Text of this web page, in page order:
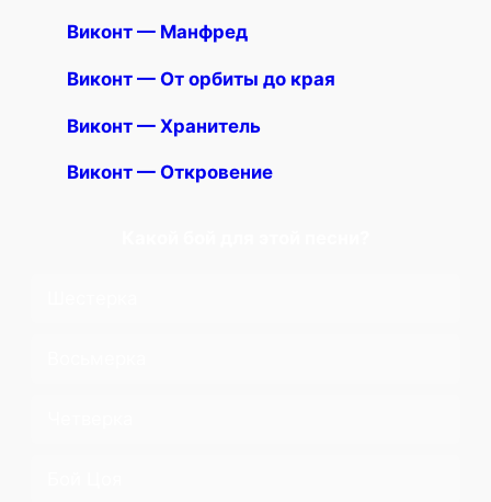
Виконт — Манфред
Виконт — От орбиты до края
Виконт — Хранитель
Виконт — Откровение